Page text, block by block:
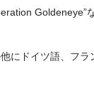
Goldeneye”
にドイツ語、フラ